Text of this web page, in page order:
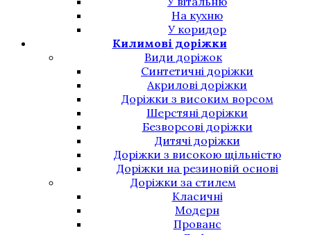
На кухню
У коридор
Килимові доріжки
Види доріжок
Синтетичні доріжки
Акрилові доріжки
Доріжки з високим ворсом
Шерстяні доріжки
Безворсові доріжки
Дитячі доріжки
Доріжки з високою щільністю
Доріжки на резиновій основі
Доріжки за стилем
Класичні
Модерн
Прованс